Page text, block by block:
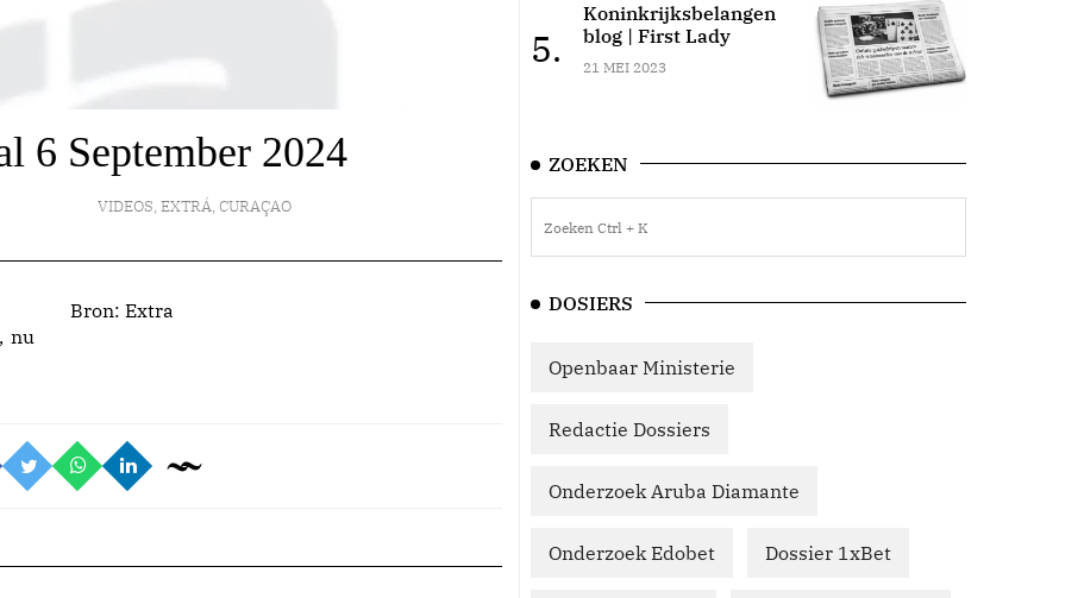
6 September 2024
VIDEOS,EXTRÁ,CURAÇAO
nu
Bron: Extra
5.
Koninkrijksbelangen
blog | First Lady
21 MEI 2023
ZOEKEN
DOSIERS
Openbaar Ministerie
Redactie Dossiers
Onderzoek Aruba Diamante
Onderzoek Edobet Dossier 1xBet